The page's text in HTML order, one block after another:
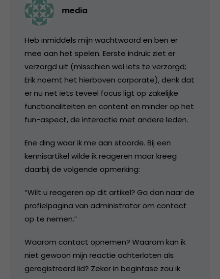
media
Heb inmiddels mijn wachtwoord en ben er
mee aan het spelen. Eerste indruk: ziet er
verzorgd uit (misschien wel iets te verzorgd;
Erik noemt het hierboven corporate), denk dat
er nu net iets teveel focus ligt op zakelijke
functionaliteiten en content en minder op het
fun-aspect, de interactie met andere leden.
Ene ding waar ik me aan stoorde. Bij een
kennisartikel wilde ik reageren maar kreeg
daarbij de volgende opmerking:
“Wilt u reageren op dit artikel? Ga dan naar de
profielpagina van administrator om contact
op te nemen.”
Waarom contact opnemen? Waarom kan ik
niet gewoon mijn reactie achterlaten als
geregistreerd lid? Zeker in beginfase zou ik